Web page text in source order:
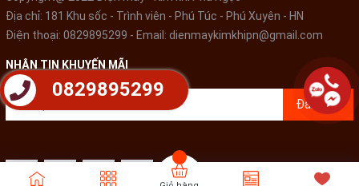
Địa chỉ: 181 Khu sốc - Trình viên - Phú Túc - Phú Xuyên - HN
Điện thoại: 0829895299 - Email: dienmaykimkhipn@gmail.com
NHẬN TIN KHUYẾN MÃI
Đăng ký
0829895299